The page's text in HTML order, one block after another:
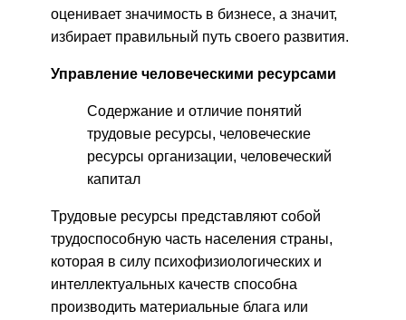
оценивает значимость в бизнесе, а значит,
избирает правильный путь своего развития.
Управление человеческими ресурсами
Содержание и отличие понятий
трудовые ресурсы, человеческие
ресурсы организации, человеческий
капитал
Трудовые ресурсы представляют собой
трудоспособную часть населения страны,
которая в силу психофизиологических и
интел­лектуальных качеств способна
производить материальные блага или